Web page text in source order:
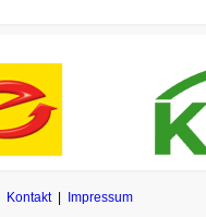
Kontakt| Impressum